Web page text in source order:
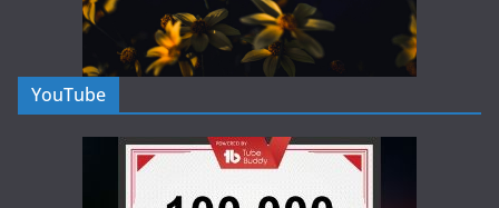
YouTube